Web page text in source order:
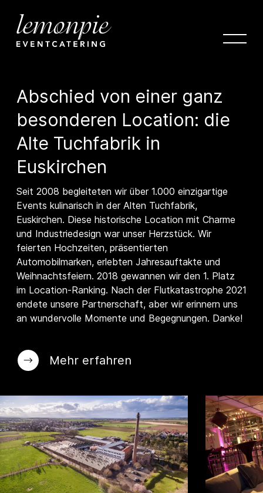
Abschied von einer ganz
besonderen Location: die
Alte Tuchfabrik in
Euskirchen
Seit 2008 begleiteten wir über 1.000 einzigartige
Events kulinarisch in der Alten Tuchfabrik,
Euskirchen. Diese historische Location mit Charme
und Industriedesign war unser Herzstück. Wir
feierten Hochzeiten, präsentierten
Automobilmarken, erlebten Jahresauftakte und
Weihnachtsfeiern. 2018 gewannen wir den 1. Platz
im Location-Ranking. Nach der Flutkatastrophe 2021
endete unsere Partnerschaft, aber wir erinnern uns
an wundervolle Momente und Begegnungen. Danke!
Mehr erfahren